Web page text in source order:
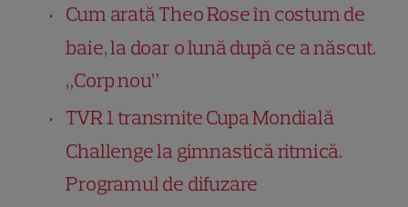
Cum arată Theo Rose în costum de
baie, la doar o lună după ce a născut.
„Corp nou”
TVR 1 transmite Cupa Mondială
Challenge la gimnastică ritmică.
Programul de difuzare